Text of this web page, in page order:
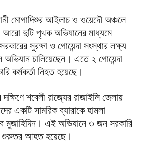
মোগাদিশুর আইলাচ ও ওয়েদৌ অঞ্চলে
আরো দুটি পৃথক অভিযানের মাধ্যমে
সুরক্ষা ও গোয়েন্দা সংস্থার লক্ষ্য
চালিয়েছেন। এতে ২ গোয়েন্দা
কর্মকর্তা নিহত হয়েছে।
শবেলী রাজ্যের রাজাইলি জেলায়
একটি সামরিক ব্যারাকে হামলা
মুজাহিদিন। এই অভিযানে ৩ জন সরকারি
গুরুতর আহত হয়েছে।